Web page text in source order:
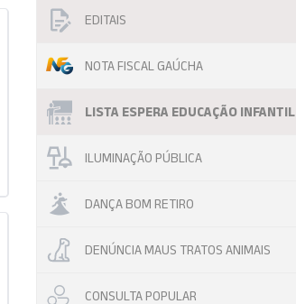
EDITAIS
NOTA FISCAL GAÚCHA
LISTA ESPERA EDUCAÇÃO INFANTIL
ILUMINAÇÃO PÚBLICA
DANÇA BOM RETIRO
DENÚNCIA MAUS TRATOS ANIMAIS
CONSULTA POPULAR